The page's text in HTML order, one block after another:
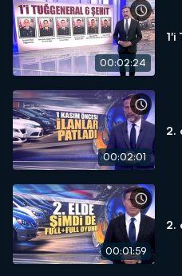
00:02:24
1'i
00:02:01
2.
00:01:59
2.